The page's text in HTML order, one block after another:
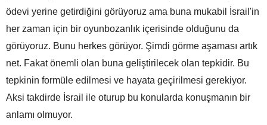
ödevi yerine getirdiğini görüyoruz ama buna mukabil İsrail'in
her zaman için bir oyunbozanlık içerisinde olduğunu da
görüyoruz. Bunu herkes görüyor. Şimdi görme aşaması artık
net. Fakat önemli olan buna geliştirilecek olan tepkidir. Bu
tepkinin formüle edilmesi ve hayata geçirilmesi gerekiyor.
Aksi takdirde İsrail ile oturup bu konularda konuşmanın bir
anlamı olmuyor.